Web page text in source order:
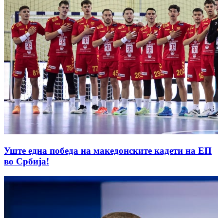
Уште една победа на македонските кадети на ЕП
во Србија!